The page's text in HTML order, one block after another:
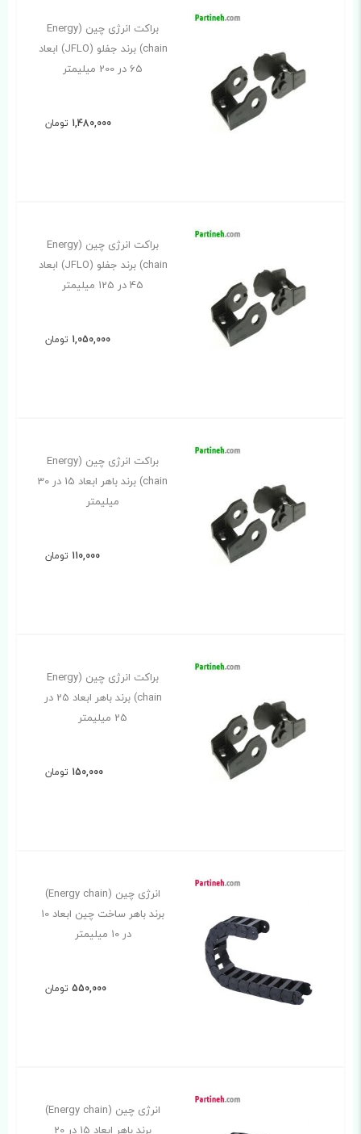
براکت انرژی چین (Energy
chain) برند جفلو (JFLO) ابعاد
65 در 200 میلیمتر
1,480,000 تومان
براکت انرژی چین (Energy
chain) برند جفلو (JFLO) ابعاد
45 در 125 میلیمتر
1,050,000 تومان
براکت انرژی چین (Energy
chain) برند باهر ابعاد 15 در 30
میلیمتر
110,000 تومان
براکت انرژی چین (Energy
chain) برند باهر ابعاد 25 در
25 میلیمتر
150,000 تومان
انرژی چین (Energy chain)
برند باهر ساخت چین ابعاد 10
در 10 میلیمتر
550,000 تومان
انرژی چین (Energy chain)
برند باهر ابعاد 15 در 20